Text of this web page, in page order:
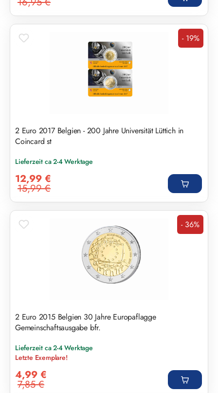
Regulärer Preis:
Rabatt
- 19%
2 Euro 2017 Belgien - 200 Jahre Universität Lüttich in
Coincard st
Lieferzeit ca 2-4 Werktage
12,99 €
Regulärer Preis:
15,99 €
Rabatt
- 36%
2 Euro 2015 Belgien 30 Jahre Europaflagge
Gemeinschaftsausgabe bfr.
Lieferzeit ca 2-4 Werktage
Letzte Exemplare!
4,99 €
Regulärer Preis:
7,85 €